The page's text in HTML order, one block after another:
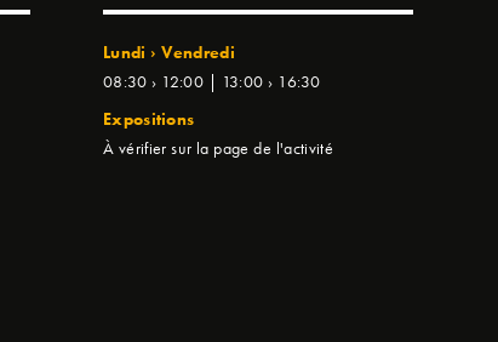
Lundi › Vendredi
08:30 › 12:00 | 13:00 › 16:30
Expositions
À vérifier sur la page de l'activité